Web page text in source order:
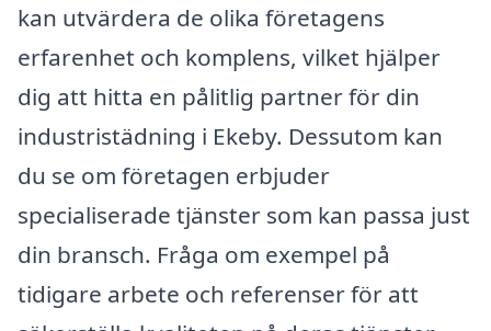
kan utvärdera de olika företagens
erfarenhet och komplens, vilket hjälper
dig att hitta en pålitlig partner för din
industristädning i Ekeby. Dessutom kan
du se om företagen erbjuder
specialiserade tjänster som kan passa just
din bransch. Fråga om exempel på
tidigare arbete och referenser för att